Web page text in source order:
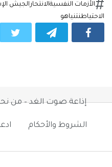
الأزمات النفسيةالانتحار الجيش
الاحتياطنتنياهو
إذاعة صوت الغد – من
الشروط والأحكام